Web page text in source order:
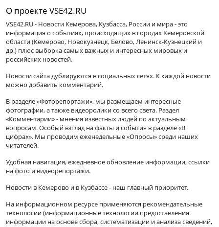
О проекте VSE42.RU
VSE42.RU - Новости Кемерова, Кузбасса, России и мира - это
информация о событиях, происходящих в городах Кемеровской
области (Кемерово, Новокузнецк, Белово, Ленинск-Кузнецкий и
др.) плюс выборка самых важных и интересных мировых и
российских новостей.
Новости сайта дублируются в социальных сетях. К каждой новости
можно добавить комментарий.
В разделе «Фоторепортажи», мы размещаем интересные
фотографии, а также видеоролики со всего света. Раздел
«Комментарии» - мнения известных людей по актуальным
вопросам. Особый взгляд на факты и события в разделе «В
цифрах». Мы проводим еженедельные «Опросы» среди наших
читателей.
Удобная навигация, ежедневное обновление информации, ссылки
на фото и видеорепортажи.
Новости в Кемерово и в Кузбассе - наш главный приоритет.
На информационном ресурсе применяются рекомендательные
технологии (информационные технологии предоставления
информации на основе сбора, систематизации и анализа сведений,